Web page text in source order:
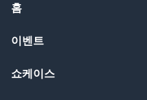
홈
이벤트
쇼케이스